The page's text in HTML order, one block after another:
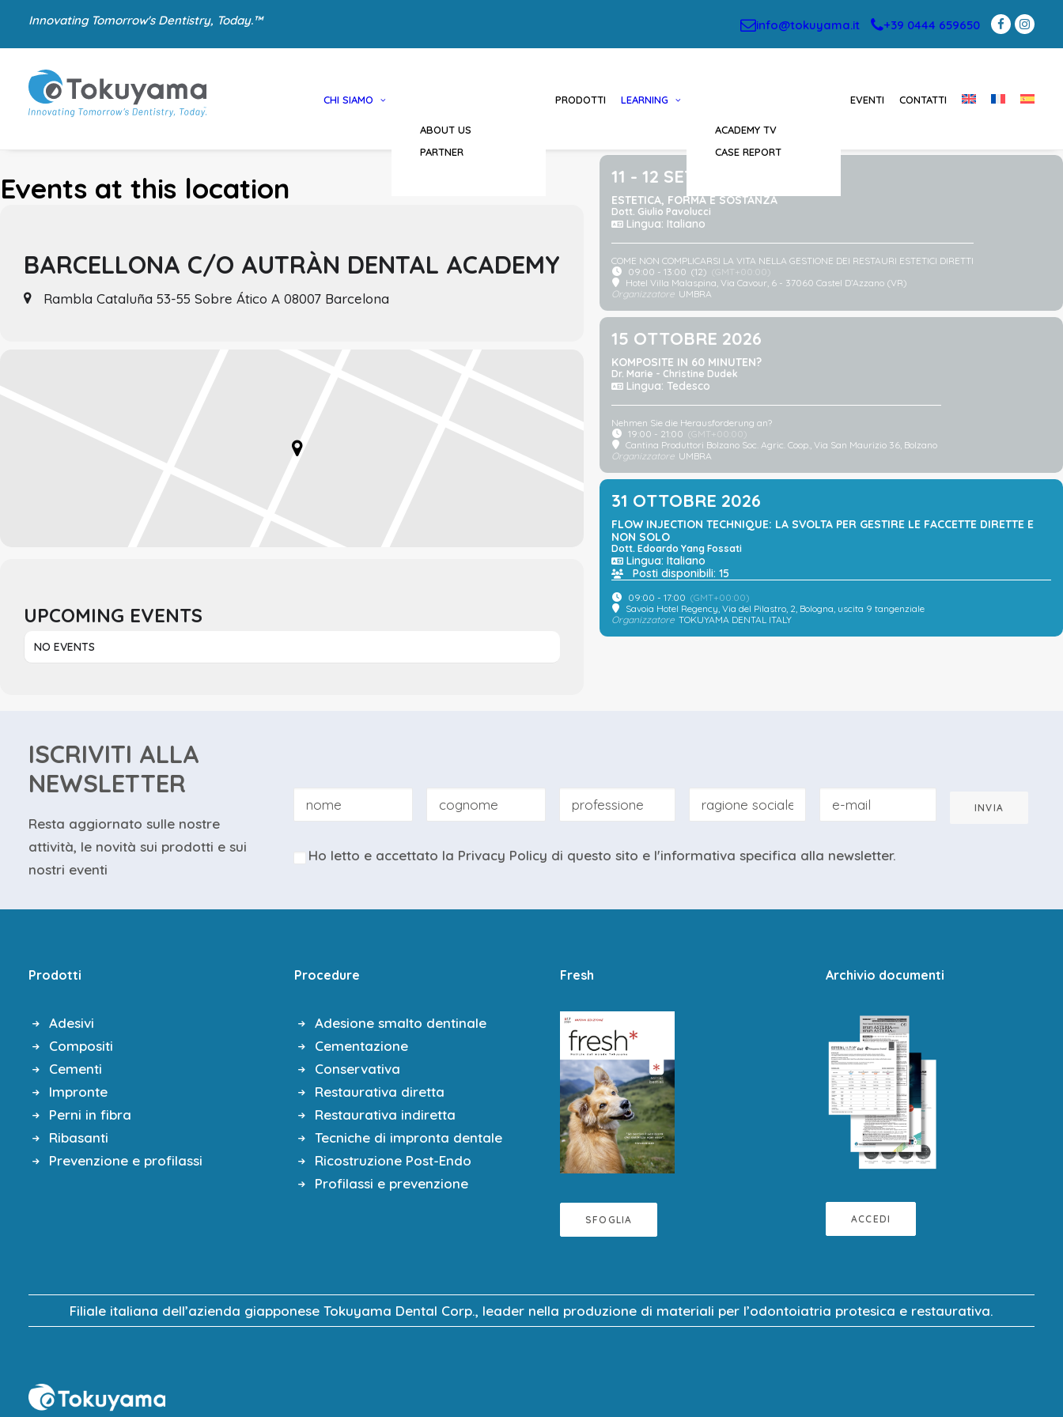
Innovating Tomorrow's Dentistry, Today.™ info@tokuyama.it +39 0444 659650
CHI SIAMO
ABOUT US
PARTNER
PRODOTTI LEARNING
ACADEMY TV
CASE REPORT
EVENTI CONTATTI
Events at this location
BARCELLONA C/O AUTRÀN DENTAL ACADEMY
Rambla Cataluña 53-55 Sobre Ático A 08007 Barcelona
UPCOMING EVENTS
NO EVENTS
11 - 12 SETTEMBRE 2026
ESTETICA, FORMA E SOSTANZA
Dott. Giulio Pavolucci
Lingua: Italiano
COME NON COMPLICARSI LA VITA NELLA GESTIONE DEI RESTAURI ESTETICI DIRETTI
09:00 - 13:00 (12) (GMT+00:00)
Hotel Villa Malaspina, Via Cavour, 6 - 37060 Castel D’Azzano (VR)
Organizzatore UMBRA
15 OTTOBRE 2026
KOMPOSITE IN 60 MINUTEN?
Dr. Marie - Christine Dudek
Lingua: Tedesco
Nehmen Sie die Herausforderung an?
19:00 - 21:00 (GMT+00:00)
Cantina Produttori Bolzano Soc. Agric. Coop. , Via San Maurizio 36, Bolzano
Organizzatore UMBRA
31 OTTOBRE 2026
FLOW INJECTION TECHNIQUE: LA SVOLTA PER GESTIRE LE FACCETTE DIRETTE E
NON SOLO
Dott. Edoardo Yang Fossati
Lingua: Italiano
Posti disponibili: 15
09:00 - 17:00 (GMT+00:00)
Savoia Hotel Regency, Via del Pilastro, 2, Bologna, uscita 9 tangenziale
Organizzatore TOKUYAMA DENTAL ITALY
ISCRIVITI ALLA
NEWSLETTER
Resta aggiornato sulle nostre
attività, le novità sui prodotti e sui
nostri eventi
Ho letto e accettato la Privacy Policy di questo sito e l'informativa specifica alla newsletter.
INVIA
Prodotti
Adesivi
Compositi
Cementi
Impronte
Perni in fibra
Ribasanti
Prevenzione e profilassi
Procedure
Adesione smalto dentinale
Cementazione
Conservativa
Restaurativa diretta
Restaurativa indiretta
Tecniche di impronta dentale
Ricostruzione Post-Endo
Profilassi e prevenzione
Fresh
SFOGLIA
Archivio documenti
ACCEDI
Filiale italiana dell’azienda giapponese Tokuyama Dental Corp., leader nella produzione di materiali per l’odontoiatria protesica e restaurativa.